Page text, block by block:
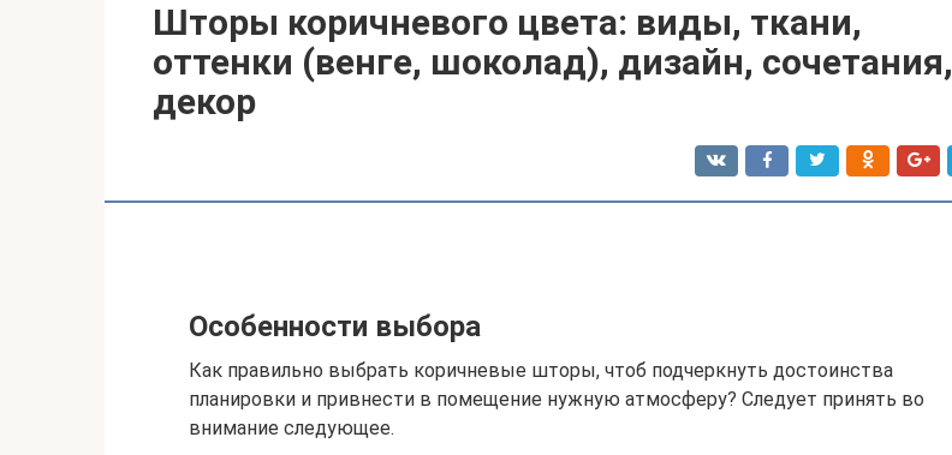
Шторы коричневого цвета: виды, ткани,
оттенки (венге, шоколад), дизайн, сочетания,
декор
Особенности выбора
Как правильно выбрать коричневые шторы, чтоб подчеркнуть достоинства
планировки и привнести в помещение нужную атмосферу? Следует принять во
внимание следующее.